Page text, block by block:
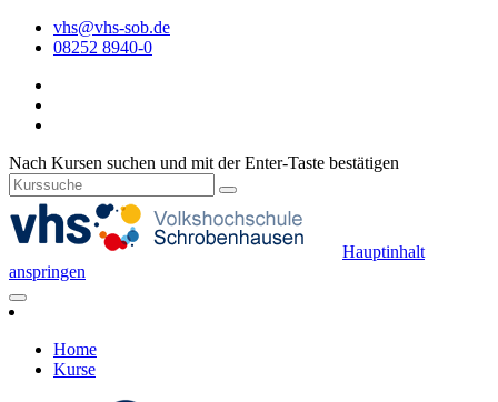
vhs@vhs-sob.de
08252 8940-0
Nach Kursen suchen und mit der Enter-Taste bestätigen
Hauptinhalt
anspringen
Home
Kurse